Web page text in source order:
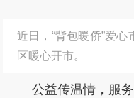
近日，“背包暖侨”爱
区暖心开市。
公益传温情，服务